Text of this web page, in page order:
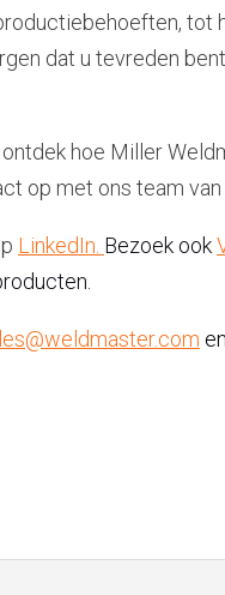
tot
dat u tevreden
hoe Miller
op met ons team
LinkedIn. Bezoek ook